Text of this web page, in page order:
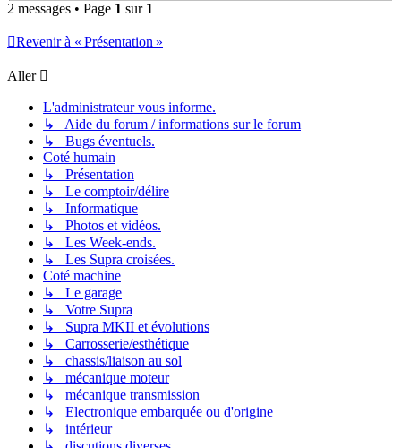
2 messages • Page 1 sur 1
Revenir à « Présentation »
Aller
L'administrateur vous informe.
↳ Aide du forum / informations sur le forum
↳ Bugs éventuels.
Coté humain
↳ Présentation
↳ Le comptoir/délire
↳ Informatique
↳ Photos et vidéos.
↳ Les Week-ends.
↳ Les Supra croisées.
Coté machine
↳ Le garage
↳ Votre Supra
↳ Supra MKII et évolutions
↳ Carrosserie/esthétique
↳ chassis/liaison au sol
↳ mécanique moteur
↳ mécanique transmission
↳ Electronique embarquée ou d'origine
↳ intérieur